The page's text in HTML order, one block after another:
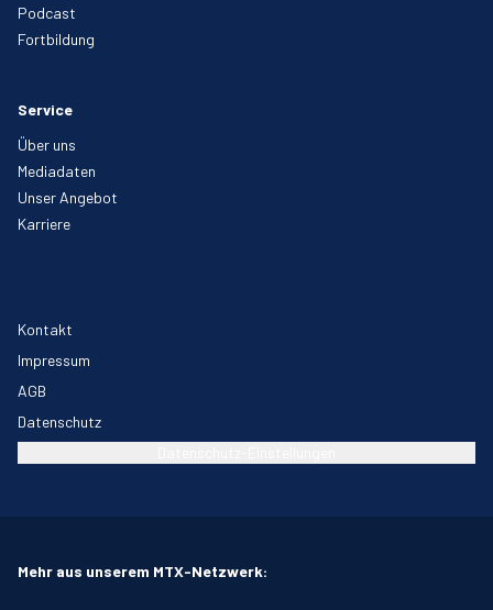
Podcast
Fortbildung
Service
Über uns
Mediadaten
Unser Angebot
Karriere
Kontakt
Impressum
AGB
Datenschutz
Mehr aus unserem MTX-Netzwerk: